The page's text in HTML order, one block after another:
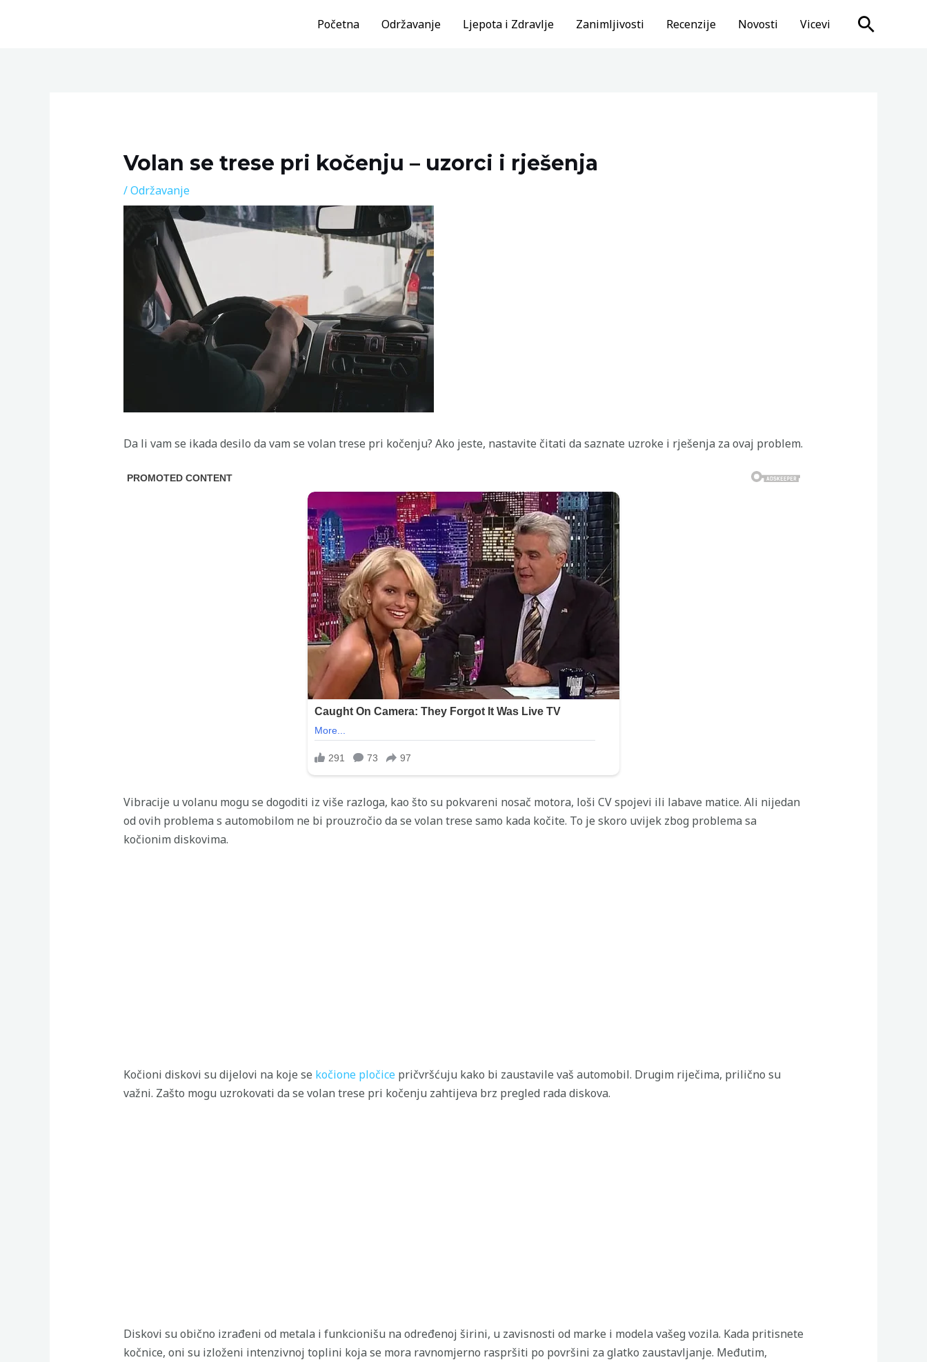
Početna Održavanje Ljepota i Zdravlje Zanimljivosti Recenzije Novosti Vicevi Search
Volan se trese pri kočenju – uzorci i rješenja
/Održavanje
Da li vam se ikada desilo da vam se volan trese pri kočenju? Ako jeste, nastavite čitati da saznate uzroke i rješenja za ovaj problem.
Vibracije u volanu mogu se dogoditi iz više razloga, kao što su pokvareni nosač motora, loši CV spojevi ili labave matice. Ali nijedan
od ovih problema s automobilom ne bi prouzročio da se volan trese samo kada kočite. To je skoro uvijek zbog problema sa
kočionim diskovima.
Kočioni diskovi su dijelovi na koje se kočione pločicepričvršćuju kako bi zaustavile vaš automobil. Drugim riječima, prilično su
važni. Zašto mogu uzrokovati da se volan trese pri kočenju zahtijeva brz pregled rada diskova.
Diskovi su obično izrađeni od metala i funkcionišu na određenoj širini, u zavisnosti od marke i modela vašeg vozila. Kada pritisnete
kočnice, oni su izloženi intenzivnoj toplini koja se mora ravnomjerno raspršiti po površini za glatko zaustavljanje. Međutim,